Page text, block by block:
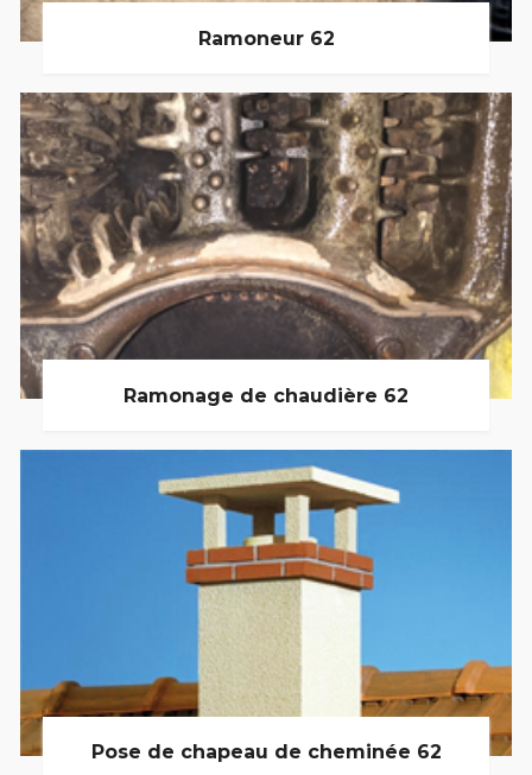
Ramoneur 62
Ramonage de chaudière 62
Pose de chapeau de cheminée 62